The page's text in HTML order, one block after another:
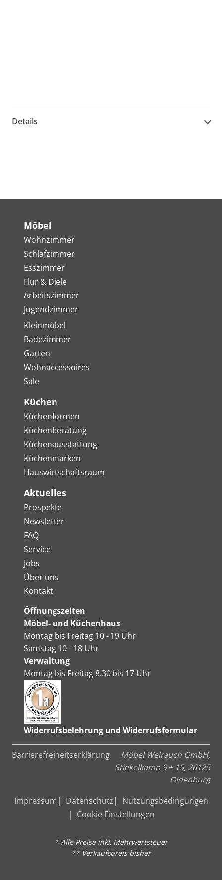
Details
Möbel
Wohnzimmer
Schlafzimmer
Esszimmer
Flur & Diele
Arbeitszimmer
Jugendzimmer
Kleinmöbel
Badezimmer
Garten
Wohnaccessoires
Sale
Küchen
Küchenformen
Küchenberatung
Küchenausstattung
Küchenmarken
Hauswirtschaftsraum
Aktuelles
Prospekte
Newsletter
FAQ
Service
Jobs
Über uns
Kontakt
Öffnungszeiten
Möbel- und Küchenhaus
Montag bis Freitag 10 - 19 Uhr
Samstag 10 - 18 Uhr
Verwaltung
Montag bis Freitag 8.30 bis 17 Uhr
Widerrufsbelehrung und Widerrufsformular
Barrierefreiheitserklärung
Möbel Weirauch GmbH,
Stiekelkamp 9 + 15, 26125
Oldenburg
Impressum
Datenschutz
Nutzungsbedingungen
Cookie Einstellungen
* Alle Preise inkl. Mehrwertsteuer
** Verkaufspreis bisher